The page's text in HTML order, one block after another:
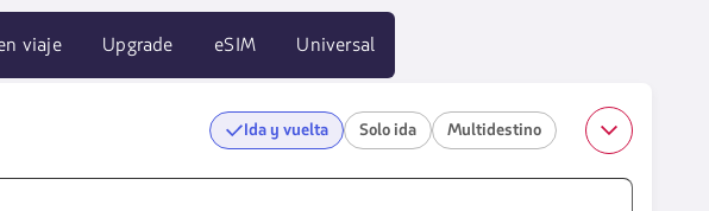
viaje Upgrade eSIM Universal
Ida y vuelta Solo ida Multidestino